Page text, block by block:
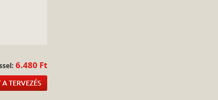
6.480 Ft
TERVEZÉS